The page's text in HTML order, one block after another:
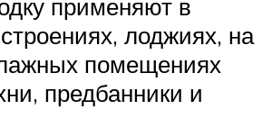
применяют в
лоджиях, на
помещениях
предбанники и